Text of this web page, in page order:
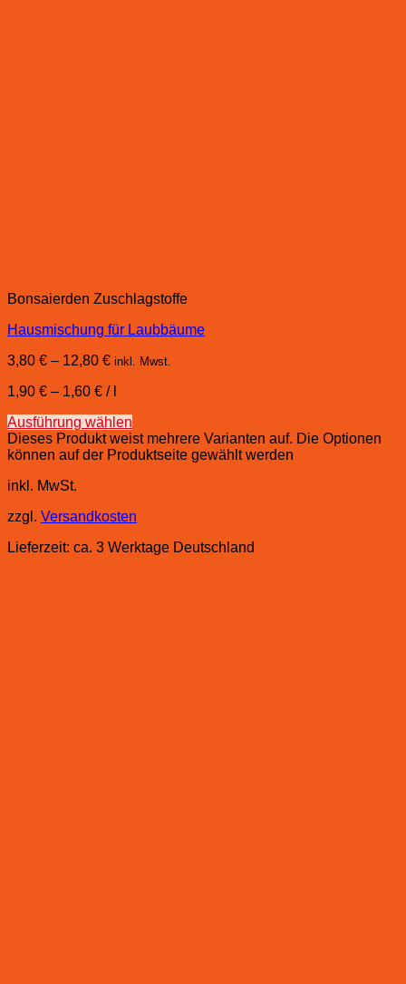
Bonsaierden Zuschlagstoffe
Hausmischung für Laubbäume
3,80 € – 12,80 € inkl. Mwst.
1,90 € – 1,60 € /
Ausführung wählen
Dieses Produkt weist mehrere Varianten auf. Die Optionen
können auf der Produktseite gewählt werden
inkl. MwSt.
zzgl. Versandkosten
Lieferzeit: ca. 3 Werktage Deutschland